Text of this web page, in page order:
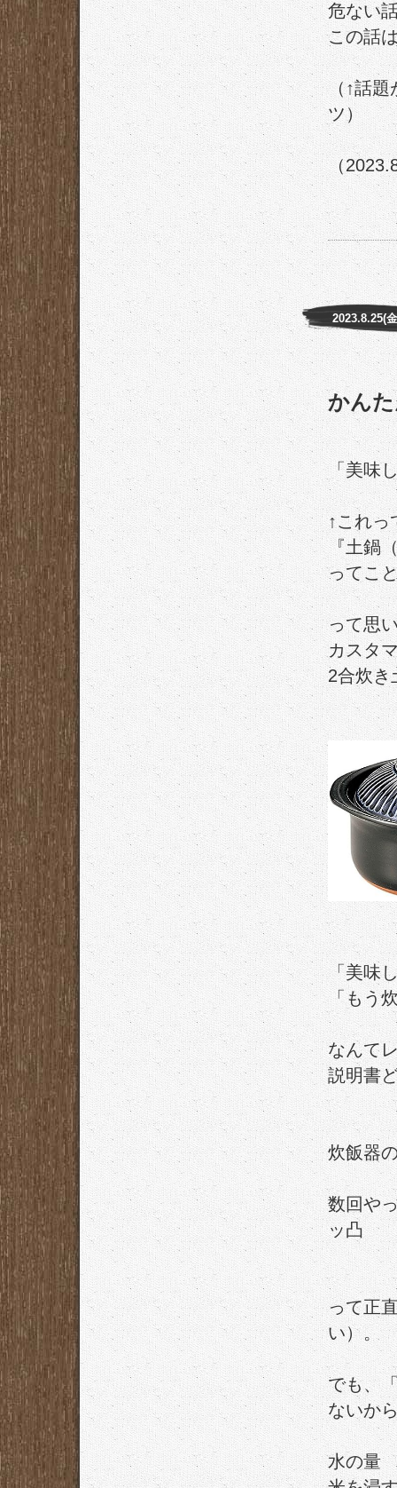
危ない
この話
（↑話題
ツ）
（
2023.8.25(
かん
「美味
↑これっ
『土鍋
ってこ
って思
カスタ
2合炊き
「美味
「もう
なんて
説明書
炊飯器
数回や
ッ凸
って正
い）。
でも、
ないか
水の量